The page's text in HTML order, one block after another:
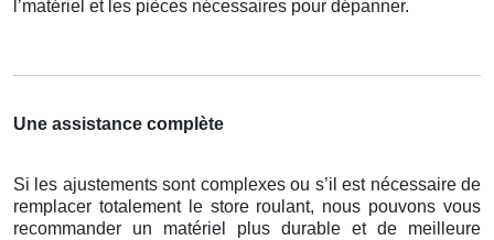
l’matériel et les pièces nécessaires pour dépanner.
Une assistance complète
Si les ajustements sont complexes ou s’il est nécessaire de
remplacer totalement le store roulant, nous pouvons vous
recommander un matériel plus durable et de meilleure